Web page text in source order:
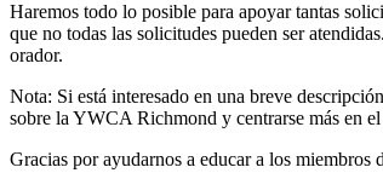
Haremos todo lo posible para apoyar tantas
que no todas las solicitudes pueden ser
orador.
Nota: Si está interesado en una breve
sobre la YWCA Richmond y centrarse más en el
Gracias por ayudarnos a educar a los